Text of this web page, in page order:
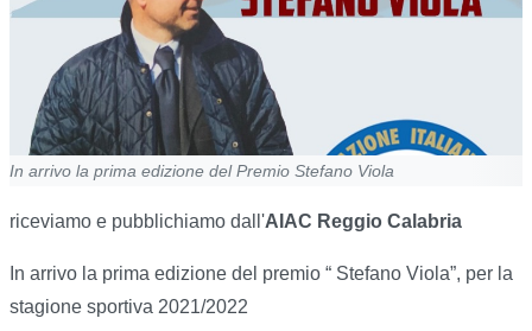
In arrivo la prima edizione del Premio Stefano Viola
riceviamo e pubblichiamo dall'AIAC Reggio Calabria
In arrivo la prima edizione del premio “ Stefano Viola”, per la
stagione sportiva 2021/2022